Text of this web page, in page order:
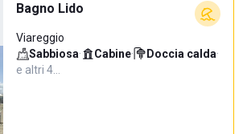
Bagno Lido
Viareggio
Sabbiosa· Cabine· Doccia calda·
e altri 4…